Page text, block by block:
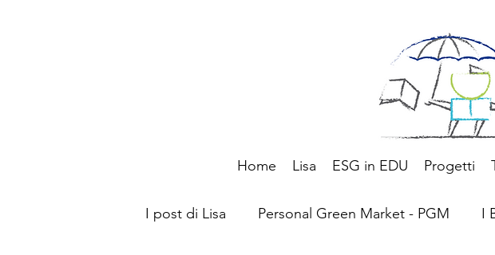
Home Lisa ESG in EDU Progetti
I post di Lisa Personal Green Market - PGM I